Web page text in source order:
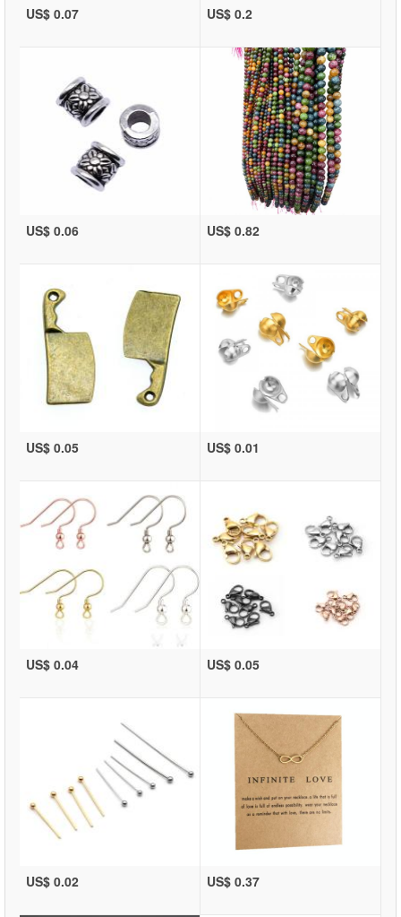
US$ 0.07 US$ 0.2
US$ 0.06 US$ 0.82
US$ 0.05 US$ 0.01
US$ 0.04 US$ 0.05
US$ 0.02 US$ 0.37